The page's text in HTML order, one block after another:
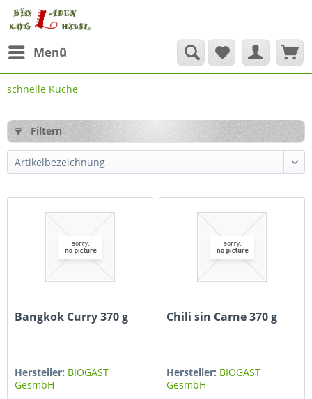
Menü
schnelle Küche
Filtern
Bangkok Curry 370 g
Hersteller: BIOGAST
GesmbH
Chili sin Carne 370 g
Hersteller: BIOGAST
GesmbH